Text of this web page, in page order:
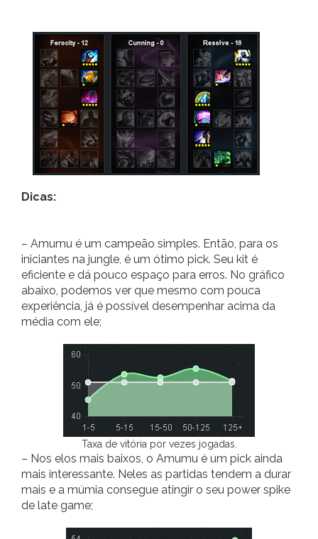
Dicas:
– Amumu é um campeão simples. Então, para os
iniciantes na jungle, é um ótimo pick. Seu kit é
eficiente e dá pouco espaço para erros. No gráfico
abaixo, podemos ver que mesmo com pouca
experiência, já é possível desempenhar acima da
média com ele;
Taxa de vitória por vezes jogadas.
– Nos elos mais baixos, o Amumu é um pick ainda
mais interessante. Neles as partidas tendem a durar
mais e a múmia consegue atingir o seu power spike
de late game;